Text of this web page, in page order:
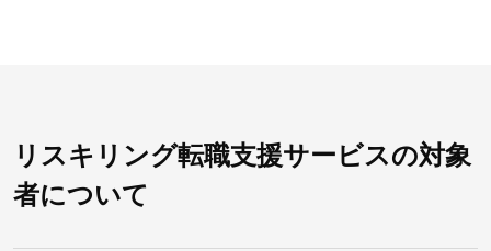
リスキリング転職支援サービスの対象
者について